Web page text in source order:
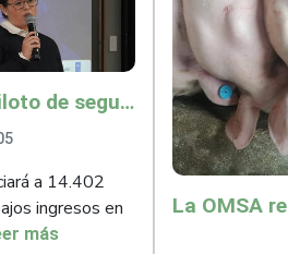
Minagricultura lanza piloto de seguro agropecuario por $9.625 millones para proteger a más de 14.000 pequeños productores contra riesgos del Fenómeno de El Niño
a 14.402
ingresos en
más